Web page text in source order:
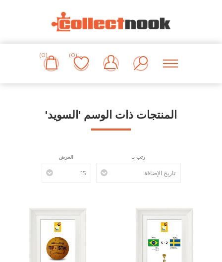
(0)
(0)
المنتجات ذات الوسم 'السويد'
رتب بـ العرض